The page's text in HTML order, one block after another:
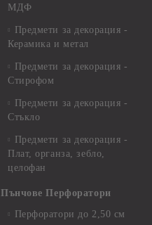
МДФ
Предмети за декорация -
Керамика и метал
Предмети за декорация -
Стирофом
Предмети за декорация -
Стъкло
Предмети за декорация -
Плат, органза, зебло,
целофан
Пънчове Перфоратори
Перфоратори до 2,50 см